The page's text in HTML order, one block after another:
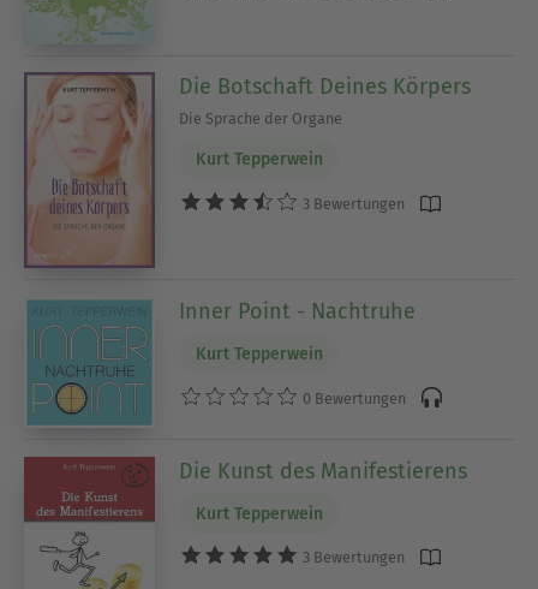
Die Botschaft Deines Körpers
Die Sprache der Organe
Kurt Tepperwein
3 Bewertungen
Inner Point - Nachtruhe
Kurt Tepperwein
0 Bewertungen
Die Kunst des Manifestierens
Kurt Tepperwein
3 Bewertungen